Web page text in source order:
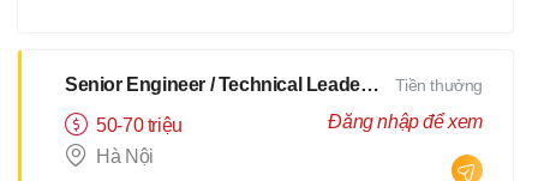
xây dựng thương hiệu tuyển
triển, quản lý đội ngũ Hr
Freelance của Devwork
Senior Engineer / Technical Leader - N2 Tiếng Nhật - Lương upto $3000
50-70 triệu
Hà Nội
Tiền thưởng
Đăng nhập để xem